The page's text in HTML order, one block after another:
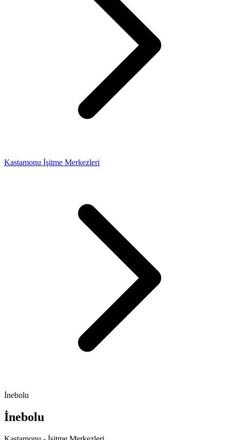
Kastamonu İşitme Merkezleri
İnebolu
İnebolu